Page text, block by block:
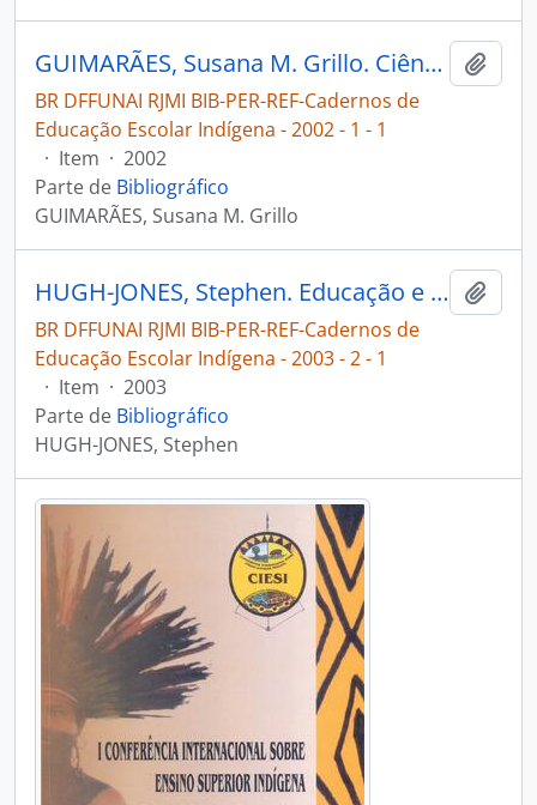
GUIMARÃES, Susana M. Grillo. Ciências Sociais no projeto 3ºgrau indígena focos principais [Cadernos de Educação Escolar Indígena]
BR DFFUNAI RJMI BIB-PER-REF-Cadernos de
Educação Escolar Indígena - 2002 - 1 - 1
· Item · 2002
Parte de Bibliográfico
GUIMARÃES, Susana M. Grillo
HUGH-JONES, Stephen. Educação e cultura uma reflexão sobre o sistema escolar na região de Vaupés [Cadernos de Educação Escolar Indígena]
BR DFFUNAI RJMI BIB-PER-REF-Cadernos de
Educação Escolar Indígena - 2003 - 2 - 1
· Item · 2003
Parte de Bibliográfico
HUGH-JONES, Stephen